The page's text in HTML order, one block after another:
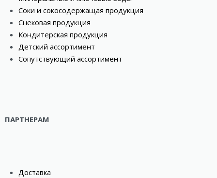
Соки и сокосодержащая продукция
Снековая продукция
Кондитерская продукция
Детский ассортимент
Сопутствующий ассортимент
ПАРТНЕРАМ
Доставка